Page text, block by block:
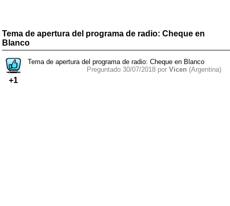
Tema de apertura del programa de radio: Cheque en
Blanco
+1
Tema de apertura del programa de radio: Cheque en Blanco
Preguntado 30/07/2018 por Vicen (Argentina)